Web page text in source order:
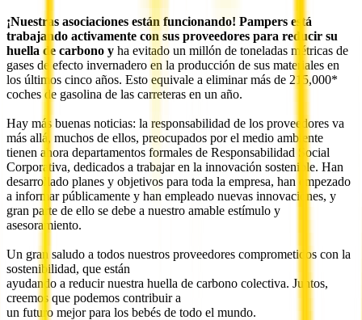
¡Nuestras asociaciones están funcionando! Pampers está
trabajando activamente con sus proveedores para reducir su
huella de carbono y ha evitado un millón de toneladas métricas de
gases de efecto invernadero en la producción de sus materiales en
los últimos cinco años. Esto equivale a eliminar más de 215,000*
coches de gasolina de las carreteras en un año.
Hay más buenas noticias: la responsabilidad de los proveedores va
más allá, muchos de ellos, preocupados por el medio ambiente
tienen ahora departamentos formales de Responsabilidad Social
Corporativa, dedicados a trabajar en la innovación sostenible. Han
desarrollado planes y objetivos para toda la empresa, han empezado
a informar públicamente y han empleado nuevas innovaciones, y
gran parte de ello se debe a nuestro amable estímulo y
asesoramiento.
Un gran saludo a todos nuestros proveedores comprometidos con la
sostenibilidad, que están
ayudando a reducir nuestra huella de carbono colectiva. Juntos,
creemos que podemos contribuir a
un futuro mejor para los bebés de todo el mundo.